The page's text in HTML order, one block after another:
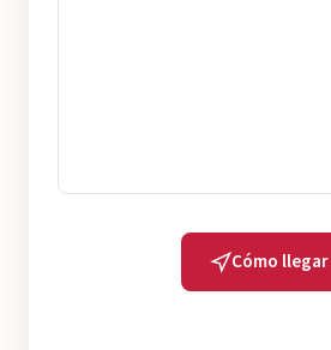
Cómo llegar